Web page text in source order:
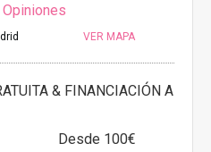
Opiniones
VER MAPA
& FINANCIACIÓN A
Desde 100€